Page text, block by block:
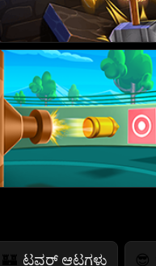
🏰 ಟವರ್ ಆಟಗಳು 😎